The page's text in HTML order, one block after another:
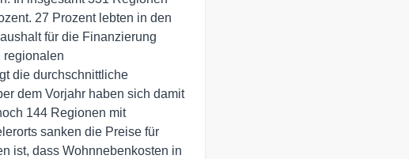
27 Prozent lebten in den
für die Finanzierung
regionalen
die durchschnittliche
dem Vorjahr haben sich damit
144 Regionen mit
sanken die Preise für
ist, dass Wohnnebenkosten in